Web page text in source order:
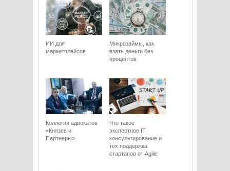
ИИ для
маркетплейсов
Микрозаймы, как
взять деньги без
процентов
Коллегия адвокатов
«Князев и
Партнеры»
Что такое
экспертное IT
консультирование и
тех поддержка
стартапов от Agilie